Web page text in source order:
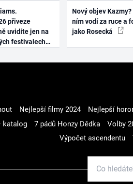
přiveze
uvidíte jen na
festivalech
Nový objev
ním vodí za ruce a
jako Rosecká
Nejlepší filmy 2024 Nejlepší
katalog
7 pádů Honzy Dědka Volby
Výpočet ascendentu